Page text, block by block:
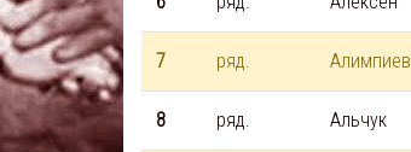
7 ряд. Алимпиев
8 ряд. Альчук